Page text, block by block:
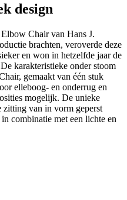
design
Chair van Hans J.
brachten, veroverde deze
en won in hetzelfde jaar de
karakteristieke onder stoom
gemaakt van één stuk
elleboog- en onderrug en
mogelijk. De unieke
zitting van in vorm geperst
combinatie met een lichte en